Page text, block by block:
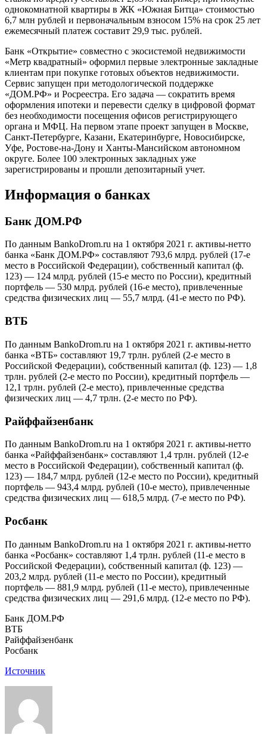
однокомнатной квартиры в ЖК «Южная Битца» стоимостью
6,7 млн рублей и первоначальным взносом 15% на срок 25 лет
ежемесячный платеж составит 29,9 тыс. рублей.
Банк «Открытие» совместно с экосистемой недвижимости
«Метр квадратный» оформил первые электронные закладные
клиентам при покупке готовых объектов недвижимости.
Сервис запущен при методологической поддержке
«ДОМ.РФ» и Росреестра. Его задача — сократить время
оформления ипотеки и перевести сделку в цифровой формат
без необходимости посещения офисов регистрирующего
органа и МФЦ. На первом этапе проект запущен в Москве,
Санкт-Петербурге, Казани, Екатеринбурге, Новосибирске,
Уфе, Ростове-на-Дону и Ханты-Мансийском автономном
округе. Более 100 электронных закладных уже
зарегистрированы и прошли депозитарный учет.
Информация о банках
Банк ДОМ.РФ
По данным BankoDrom.ru на 1 октября 2021 г. активы-нетто
банка «Банк ДОМ.РФ» составляют 793,6 млрд. рублей (17-е
место в Российской Федерации), собственный капитал (ф.
123) — 124 млрд. рублей (15-е место по России), кредитный
портфель — 530 млрд. рублей (16-е место), привлеченные
средства физических лиц — 55,7 млрд. (41-е место по РФ).
ВТБ
По данным BankoDrom.ru на 1 октября 2021 г. активы-нетто
банка «ВТБ» составляют 19,7 трлн. рублей (2-е место в
Российской Федерации), собственный капитал (ф. 123) — 1,8
трлн. рублей (2-е место по России), кредитный портфель —
12,1 трлн. рублей (2-е место), привлеченные средства
физических лиц — 4,7 трлн. (2-е место по РФ).
Райффайзенбанк
По данным BankoDrom.ru на 1 октября 2021 г. активы-нетто
банка «Райффайзенбанк» составляют 1,4 трлн. рублей (12-е
место в Российской Федерации), собственный капитал (ф.
123) — 184,7 млрд. рублей (12-е место по России), кредитный
портфель — 943,4 млрд. рублей (10-е место), привлеченные
средства физических лиц — 618,5 млрд. (7-е место по РФ).
Росбанк
По данным BankoDrom.ru на 1 октября 2021 г. активы-нетто
банка «Росбанк» составляют 1,4 трлн. рублей (11-е место в
Российской Федерации), собственный капитал (ф. 123) —
203,2 млрд. рублей (11-е место по России), кредитный
портфель — 881,9 млрд. рублей (11-е место), привлеченные
средства физических лиц — 291,6 млрд. (12-е место по РФ).
Банк ДОМ.РФ
ВТБ
Райффайзенбанк
Росбанк
Источник